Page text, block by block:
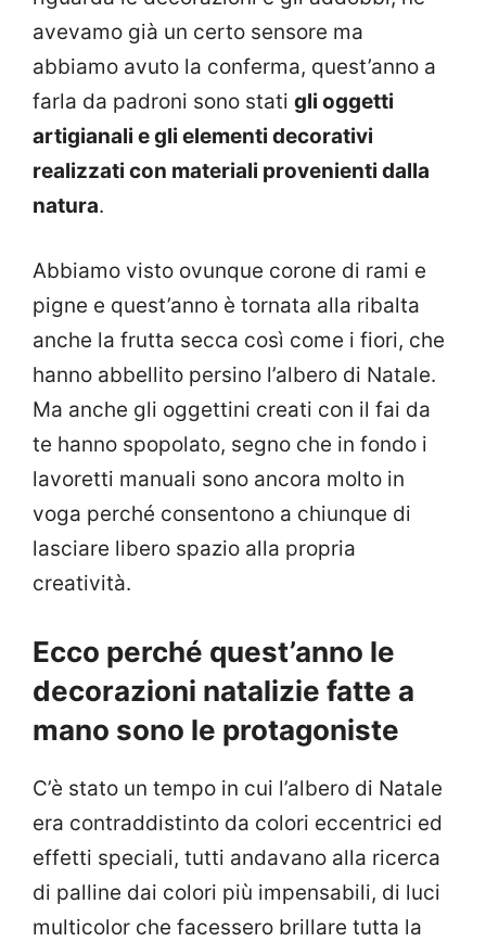
avevamo già un certo sensore ma
abbiamo avuto la conferma, quest’anno a
farla da padroni sono stati gli oggetti
artigianali e gli elementi decorativi
realizzati con materiali provenienti dalla
natura.
Abbiamo visto ovunque corone di rami e
pigne e quest’anno è tornata alla ribalta
anche la frutta secca così come i fiori, che
hanno abbellito persino l’albero di Natale.
Ma anche gli oggettini creati con il fai da
te hanno spopolato, segno che in fondo i
lavoretti manuali sono ancora molto in
voga perché consentono a chiunque di
lasciare libero spazio alla propria
creatività.
Ecco perché quest’anno le
decorazioni natalizie fatte a
mano sono le protagoniste
C’è stato un tempo in cui l’albero di Natale
era contraddistinto da colori eccentrici ed
effetti speciali, tutti andavano alla ricerca
di palline dai colori più impensabili, di luci
multicolor che facessero brillare tutta la